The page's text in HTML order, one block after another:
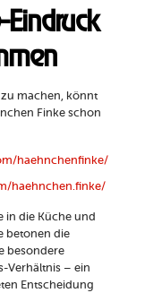
machen, könnt
Finke schon
haehnchenfinke/
haehnchen.finke/
in die Küche und
betonen die
besondere
Verhältnis – ein
Entscheidung